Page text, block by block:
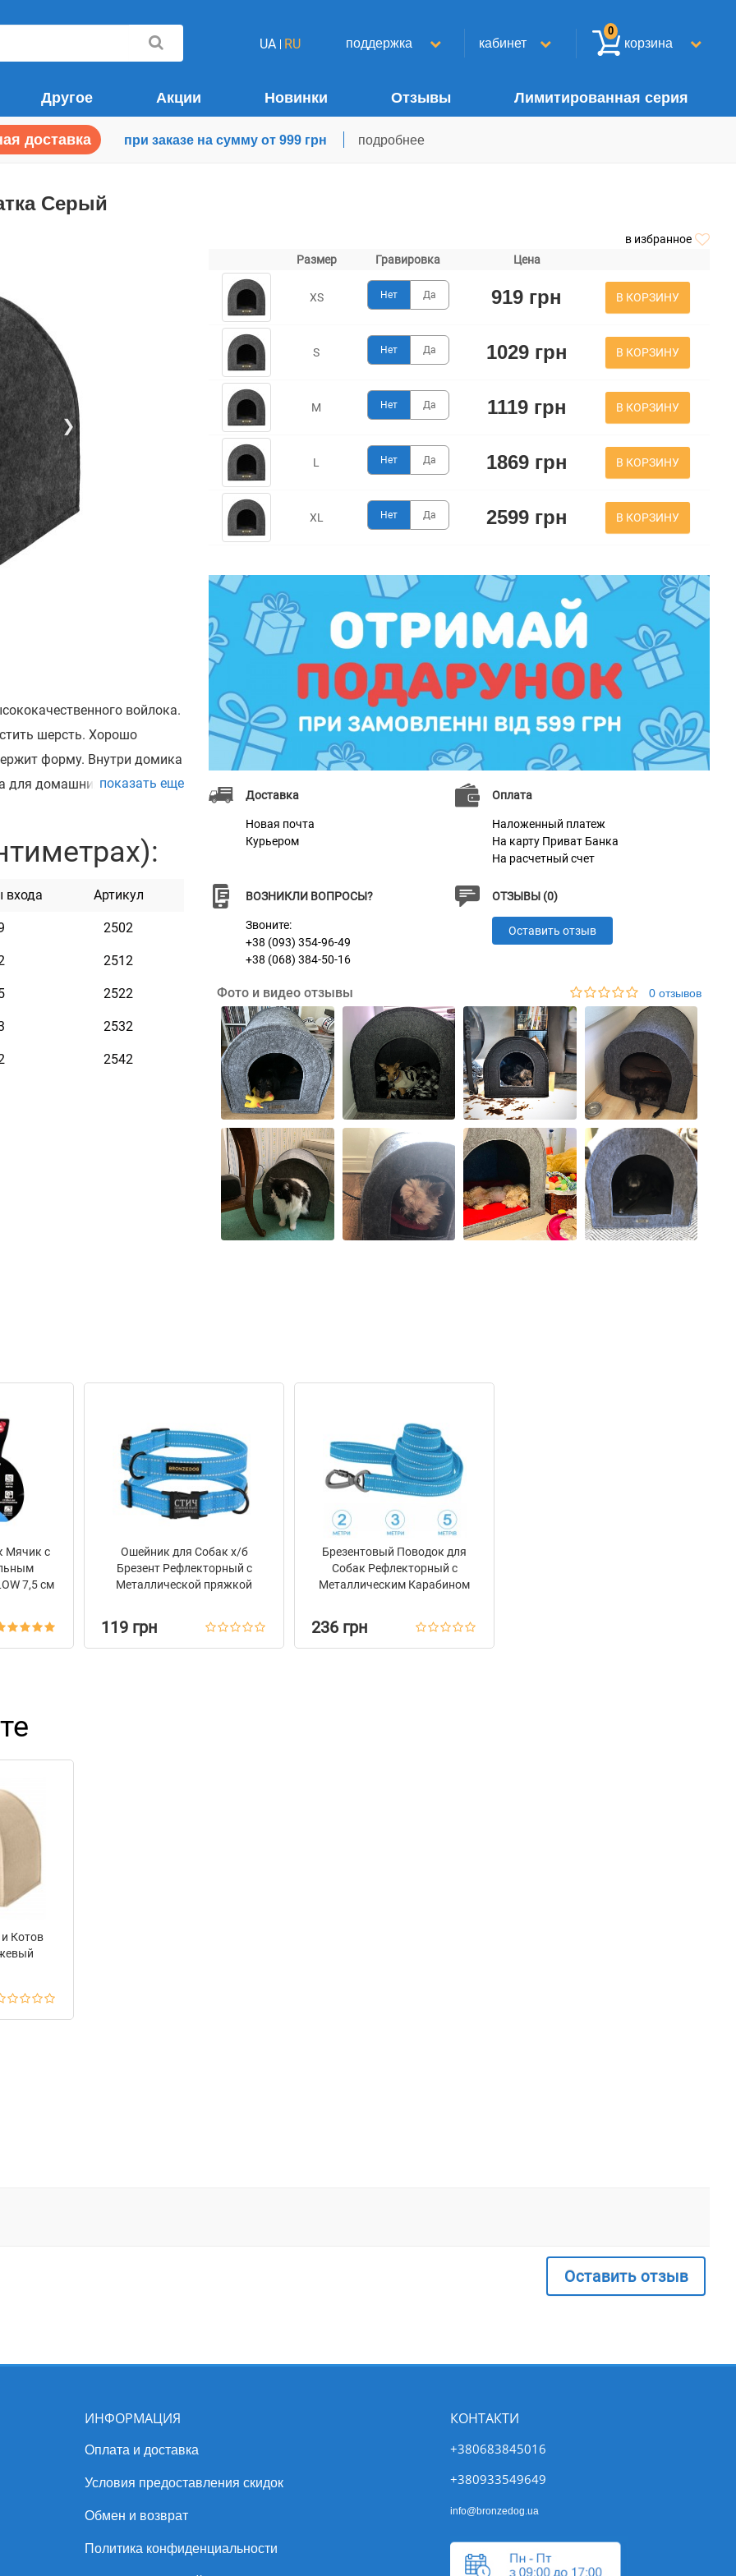
UA RU поддержка кабинет корзина
0
Другое Акции Новинки Отзывы Лимитированная серия
доставка при заказе на сумму от 999 грн подробнее
Серый
в избранное
❯
войлока.
шерсть. Хорошо
форму. Внутри домика
для домашних животных
на котором наши
помощью лазера, поэтому
показать еще
входа Артикул
2502
2512
2522
2532
2542
Размер Гравировка Цена
XS Нет Да 919 грн В КОРЗИНУ
S Нет Да 1029 грн В КОРЗИНУ
M Нет Да 1119 грн В КОРЗИНУ
L Нет Да 1869 грн В КОРЗИНУ
XL Нет Да 2599 грн В КОРЗИНУ
Доставка
Новая почта
Курьером
Оплата
Наложенный платеж
На карту Приват Банка
На расчетный счет
ВОЗНИКЛИ ВОПРОСЫ?
Звоните:
+38 (093) 354-96-49
+38 (068) 384-50-16
ОТЗЫВЫ (0)
Оставить отзыв
Фото и видео отзывы 0 отзывов
Мячик с
7,5 см
Ошейник для Собак х/б
Брезент Рефлекторный c
Металлической пряжкой
119 грн
Брезентовый Поводок для
Собак Рефлекторный с
Металлическим Карабином
236 грн
Котов
Оставить отзыв
ИНФОРМАЦИЯ
Оплата и доставка
Условия предоставления скидок
Обмен и возврат
Политика конфиденциальности
КОНТАКТИ
+380683845016
+380933549649
info@bronzedog.ua